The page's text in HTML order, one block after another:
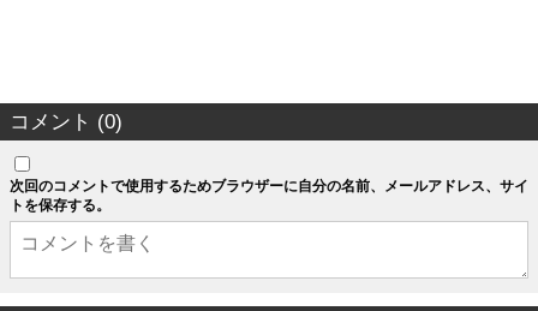
コメント (0)
次回のコメントで使用するためブラウザーに自分の名前、メールアドレス、サイ
トを保存する。